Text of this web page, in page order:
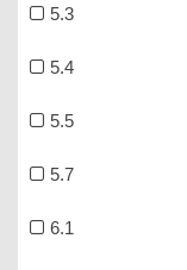
5.3
5.4
5.5
5.7
6.1